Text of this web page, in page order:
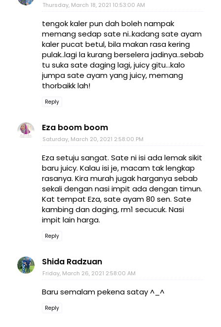
Thursday, March 18, 2021 10:53:00 AM
tengok kaler pun dah boleh nampak
memang sedap sate ni..kadang sate ayam
kaler pucat betul, bila makan rasa kering
pulak..lagi la kurang berselera jadinya..sebab
tu suka sate daging lagi, juicy gitu...kalo
jumpa sate ayam yang juicy, memang
thorbaikk lah!
Reply
Eza boom boom
Saturday, March 20, 2021 2:58:00 PM
Eza setuju sangat. Sate ni isi ada lemak sikit
baru juicy. Kalau isi je, macam tak lengkap
rasanya. Kira murah jugak harganya sebab
sekali dengan nasi impit ada dengan timun.
Kat tempat Eza, sate ayam 80 sen. Sate
kambing dan daging, rm1 secucuk. Nasi
impit lain harga.
Reply
Shida Radzuan
Friday, March 26, 2021 2:58:00 AM
Baru semalam pekena satay ^_^
Reply